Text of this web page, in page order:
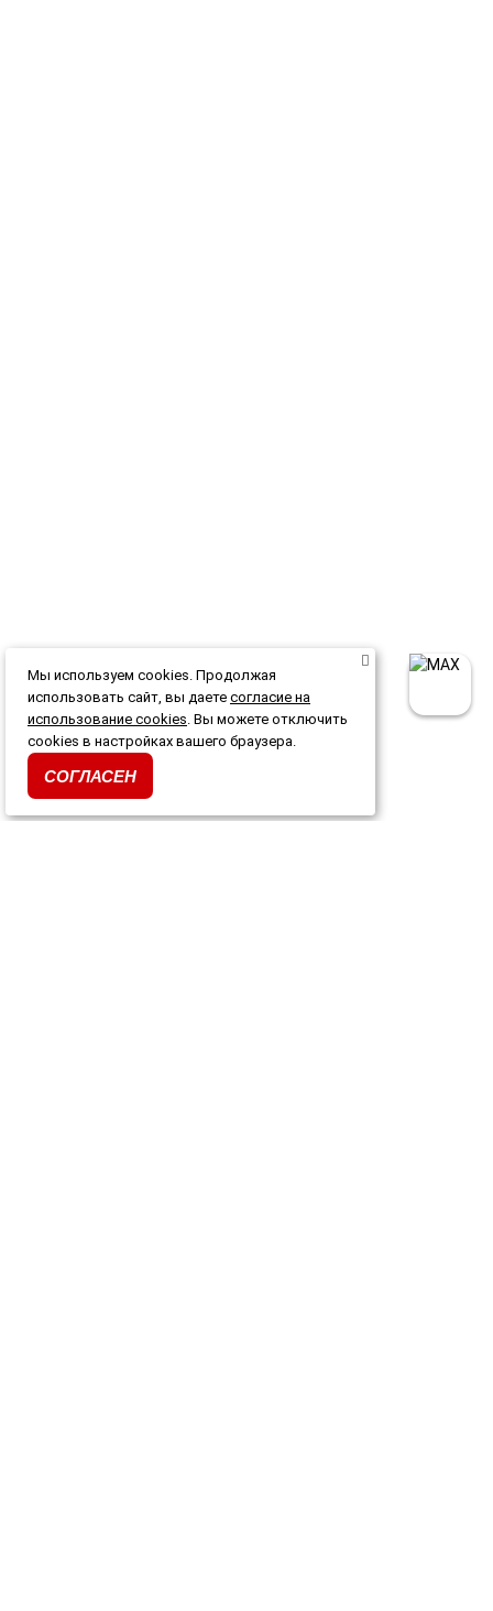
Мы используем cookies. Продолжая
использовать сайт, вы даете согласие на
использование cookies. Вы можете отключить
cookies в настройках вашего браузера.
СОГЛАСЕН